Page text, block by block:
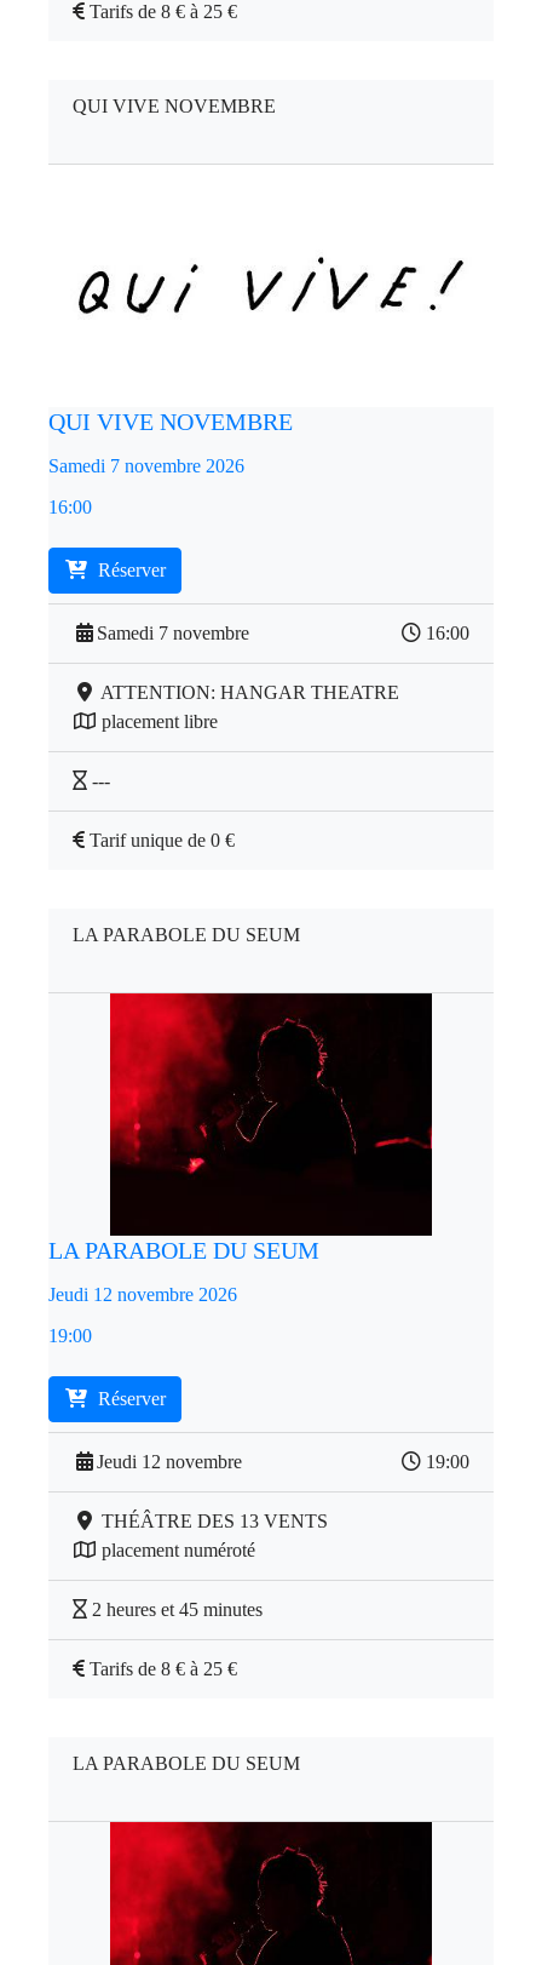
Tarifs de 8 € à 25 €
QUI VIVE NOVEMBRE
QUI VIVE NOVEMBRE
Samedi 7 novembre 2026
16:00
Réserver
Samedi 7 novembre 16:00
ATTENTION: HANGAR THEATRE
placement libre
---
Tarif unique de 0 €
LA PARABOLE DU SEUM
LA PARABOLE DU SEUM
Jeudi 12 novembre 2026
19:00
Réserver
Jeudi 12 novembre 19:00
THÉÂTRE DES 13 VENTS
placement numéroté
2 heures et 45 minutes
Tarifs de 8 € à 25 €
LA PARABOLE DU SEUM